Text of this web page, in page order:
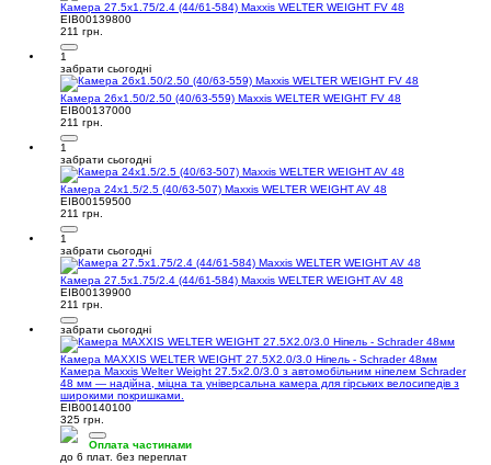
Камера 27.5x1.75/2.4 (44/61-584) Maxxis WELTER WEIGHT FV 48
EIB00139800
211 грн.
1
забрати сьогодні
Камера 26x1.50/2.50 (40/63-559) Maxxis WELTER WEIGHT FV 48
EIB00137000
211 грн.
1
забрати сьогодні
Камера 24x1.5/2.5 (40/63-507) Maxxis WELTER WEIGHT AV 48
EIB00159500
211 грн.
1
забрати сьогодні
Камера 27.5x1.75/2.4 (44/61-584) Maxxis WELTER WEIGHT AV 48
EIB00139900
211 грн.
забрати сьогодні
Камера MAXXIS WELTER WEIGHT 27.5X2.0/3.0 Ніпель - Schrader 48мм
Камера Maxxis Welter Weight 27.5x2.0/3.0 з автомобільним ніпелем Schrader
48 мм — надійна, міцна та універсальна камера для гірських велосипедів з
широкими покришками.
EIB00140100
325 грн.
Оплата частинами
до 6 плат. без переплат